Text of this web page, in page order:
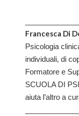
Francesca Di
Psicologia
individuali, di
Formatore e
SCUOLA DI
aiuta l’altro a